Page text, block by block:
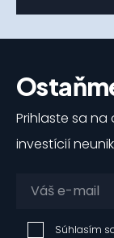
Prihlaste sa
investícií
Súhlasím